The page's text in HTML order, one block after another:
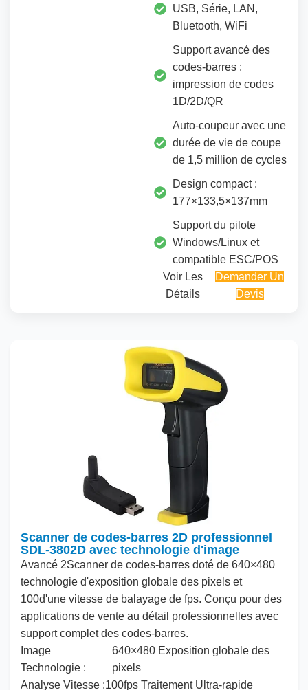
USB, Série, LAN,
Bluetooth, WiFi
Support avancé des
codes-barres :
impression de codes
1D/2D/QR
Auto-coupeur avec une
durée de vie de coupe
de 1,5 million de cycles
Design compact :
177×133,5×137mm
Support du pilote
Windows/Linux et
compatible ESC/POS
Voir Les
Détails
Demander Un
Devis
Scanner de codes-barres 2D professionnel
SDL-3802D avec technologie d'image
Avancé 2Scanner de codes-barres doté de 640×480
technologie d'exposition globale des pixels et
100d'une vitesse de balayage de fps. Conçu pour des
applications de vente au détail professionnelles avec
support complet des codes-barres.
Image
Technologie :
640×480Exposition globale des
pixels
Analyse Vitesse :100fps Traitement Ultra-rapide